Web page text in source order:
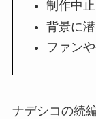
制作中
背景に
ファン
ナデシコの続